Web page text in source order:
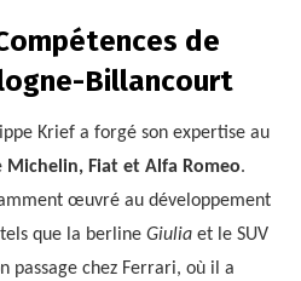
de
Billancourt
Krief a forgé son expertise au
Michelin, Fiat et Alfa Romeo.
œuvré au développement
que la berline Giulia et le SUV
passage chez Ferrari, où il a